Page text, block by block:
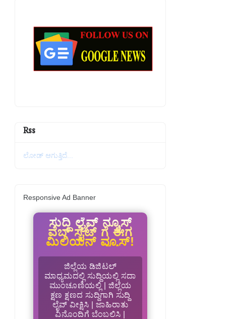
Rss
ಲೋಡ್ ಆಗುತ್ತಿದೆ...
Responsive Ad Banner
ಸುದ್ದಿ ಲೈವ್ ನ್ಯೂಸ್
ವೆಬ್ ಸೈಟ್ ಗೆ ಈಗ
ಮಿಲಿಯನ್ ವ್ಯೂಸ್!
ಜಿಲ್ಲೆಯ ಡಿಜಿಟಲ್
ಮಾಧ್ಯಮದಲ್ಲಿ ಸುದ್ದಿಯಲ್ಲಿ ಸದಾ
ಮುಂಚೂಣಿಯಲ್ಲಿ | ಜಿಲ್ಲೆಯ
ಕ್ಷಣ ಕ್ಷಣದ ಸುದ್ದಿಗಾಗಿ ಸುದ್ದಿ
ಲೈವ್ ವೀಕ್ಷಿಸಿ | ಜಾಹಿರಾತು
ವಿನೊಂದಿಗೆ ಬೆಂಬಲಿಸಿ |